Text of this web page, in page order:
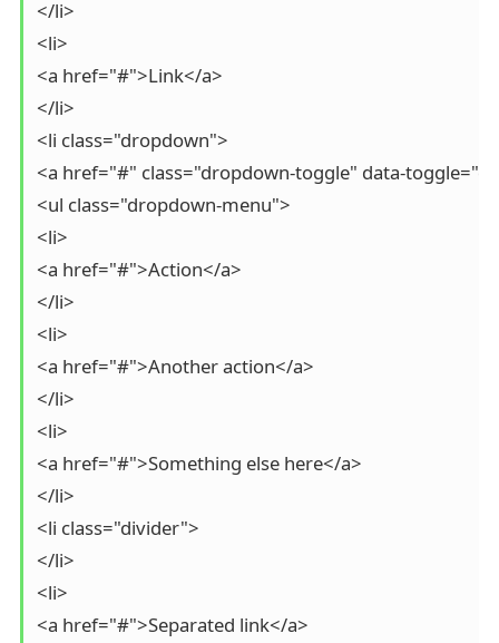
</li>
<li>
<a href="#">Link</a>
</li>
<li class="dropdown">
<a href="#" class="dropdown-toggle" data-
<ul class="dropdown-menu">
<li>
<a href="#">Action</a>
</li>
<li>
<a href="#">Another action</a>
</li>
<li>
<a href="#">Something else here</a>
</li>
<li class="divider">
</li>
<li>
<a href="#">Separated link</a>